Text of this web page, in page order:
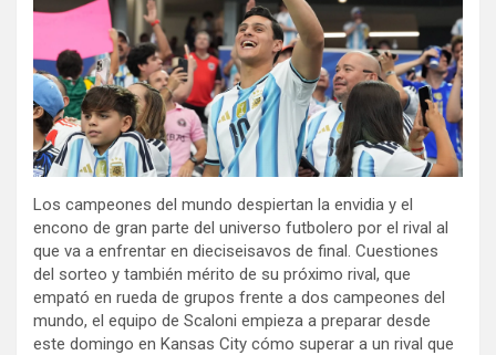
Los campeones del mundo despiertan la envidia y el
encono de gran parte del universo futbolero por el rival al
que va a enfrentar en dieciseisavos de final. Cuestiones
del sorteo y también mérito de su próximo rival, que
empató en rueda de grupos frente a dos campeones del
mundo, el equipo de Scaloni empieza a preparar desde
este domingo en Kansas City cómo superar a un rival que